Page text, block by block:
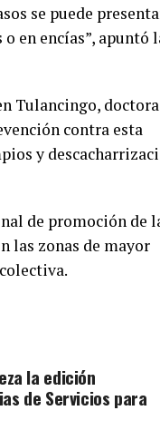
se puede
en encías”, apuntó
Tulancingo, doctora
contra esta
y
de promoción de
las zonas de mayor
la edición
de Servicios para